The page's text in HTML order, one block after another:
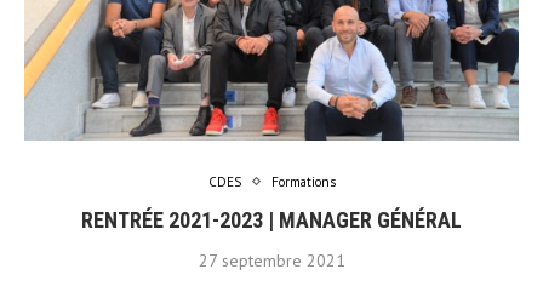
CDES Formations
RENTRÉE 2021-2023 | MANAGER GÉNÉRAL
27 septembre 2021